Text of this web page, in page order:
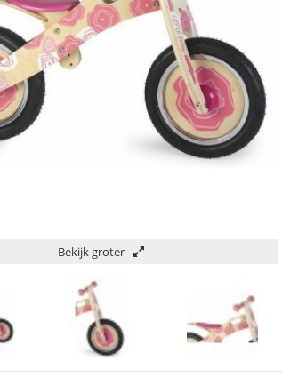
Bekijk groter